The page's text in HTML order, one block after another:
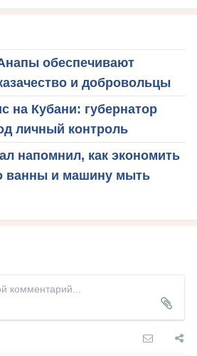
обеспечивают
и добровольцы
на Кубани: губернатор
личный контроль
напомнил, как экономить
ванны и машину мыть